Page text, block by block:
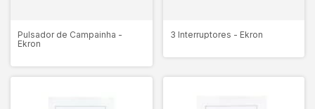
Pulsador de Campainha -
Ekron
3 Interruptores - Ekron